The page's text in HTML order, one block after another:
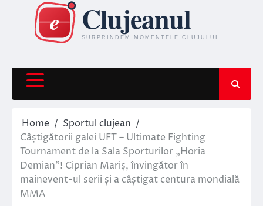
content
Home
Sportul clujean
Câștigătorii galei UFT – Ultimate Fighting
Tournament de la Sala Sporturilor „Horia
Demian”! Ciprian Mariș, învingător în
mainevent-ul serii și a câștigat centura mondială
MMA